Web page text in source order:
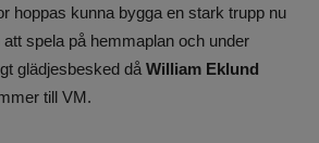
hoppas kunna bygga en stark trupp nu
spela på hemmaplan och under
glädjesbesked då William Eklund
till VM.